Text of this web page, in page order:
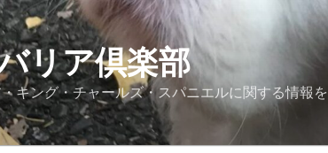
リア倶楽部
キング・チャールズ・スパニエルに関する情報